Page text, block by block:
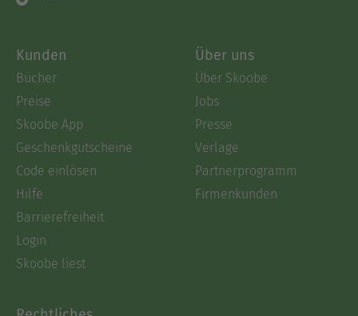
Kunden
Bücher
Preise
Skoobe App
Geschenkgutscheine
Code einlösen
Hilfe
Barrierefreiheit
Login
Skoobe liest
Über uns
Über Skoobe
Jobs
Presse
Verlage
Partnerprogramm
Firmenkunden